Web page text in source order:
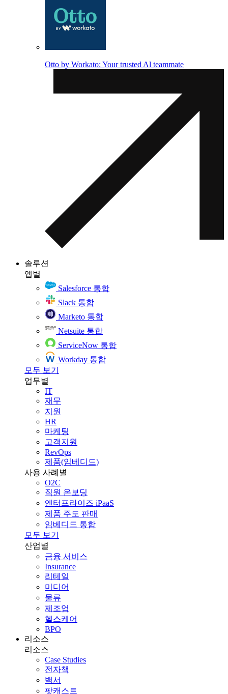
Otto by Workato: Your trusted Al teammate
솔루션
앱별
Salesforce 통합
Slack 통합
Marketo 통합
Netsuite 통합
ServiceNow 통합
Workday 통합
모두 보기
업무별
IT
재무
지원
HR
마케팅
고객지원
RevOps
제품(임베디드)
사용 사례별
O2C
직원 온보딩
엔터프라이즈 iPaaS
제품 주도 판매
임베디드 통합
모두 보기
산업별
금융 서비스
Insurance
리테일
미디어
물류
제조업
헬스케어
BPO
리소스
리소스
Case Studies
전자책
백서
팟캐스트